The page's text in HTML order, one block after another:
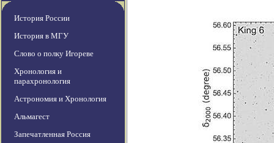
История России
История в МГУ
Слово о полку Игореве
Хронология и
парахронология
Астрономия и Хронология
Альмагест
Запечатленная Россия